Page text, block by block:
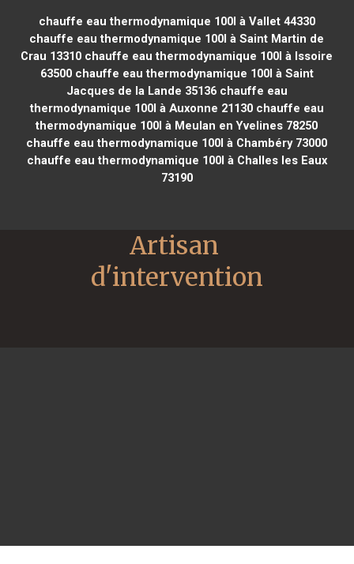
chauffe eau thermodynamique 100l à Vallet 44330
chauffe eau thermodynamique 100l à Saint Martin de
Crau 13310 chauffe eau thermodynamique 100l à Issoire
63500chauffe eau thermodynamique 100l à Saint
Jacques de la Lande 35136chauffe eau
thermodynamique 100l à Auxonne 21130chauffe eau
thermodynamique 100l à Meulan en Yvelines 78250
chauffe eau thermodynamique 100l à Chambéry 73000
chauffe eau thermodynamique 100l à Challes les Eaux
73190
Artisan
d'intervention